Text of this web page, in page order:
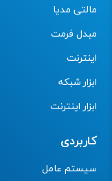
مالتی مدیا
مبدل فرمت
اینترنت
ابزار شبکه
ابزار اینترنت
کاربردی
سیستم عامل